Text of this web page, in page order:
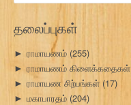
தலைப்புகள்
► ராமாயணம் (255)
► ராமாயணம் கிளைக்கதைகள்
► ராமாயண சிற்பங்கள் (17)
► மகாபாரதம் (204)